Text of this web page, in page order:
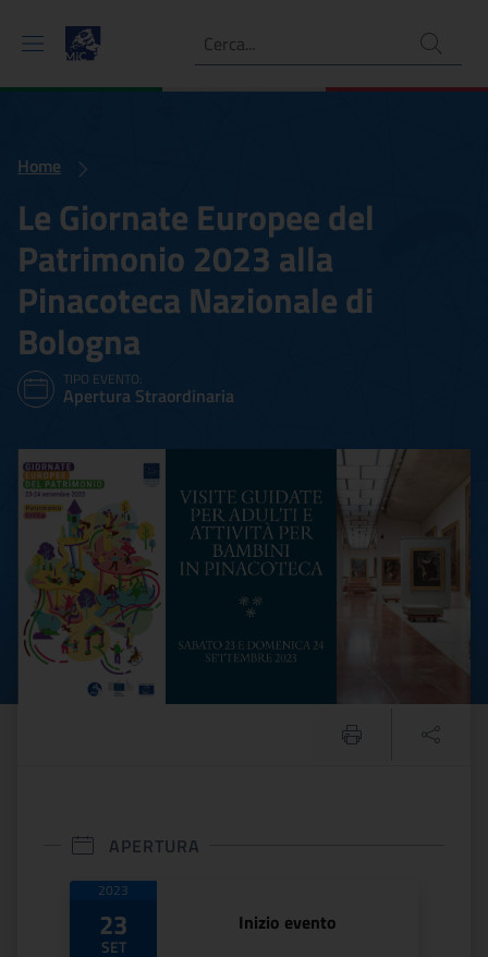
Ricerca
Home
Le Giornate Europee del
Patrimonio 2023 alla
Pinacoteca Nazionale di
Bologna
TIPO EVENTO:
Apertura Straordinaria
Le Giornate Europee del
APERTURA
Date di apertura
2023
23
SET
Inizio evento